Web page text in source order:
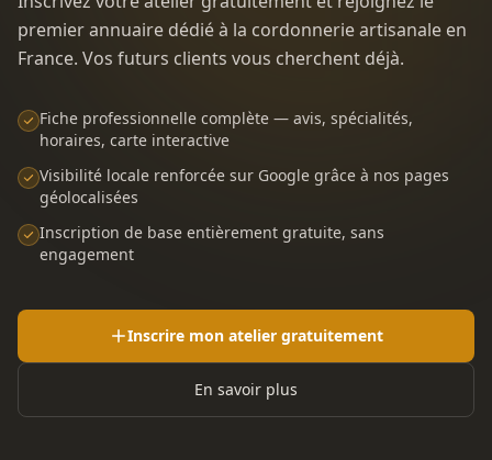
premier annuaire dédié à la cordonnerie artisanale en
France. Vos futurs clients vous cherchent déjà.
Fiche professionnelle complète — avis, spécialités,
horaires, carte interactive
Visibilité locale renforcée sur Google grâce à nos pages
géolocalisées
Inscription de base entièrement gratuite, sans
engagement
Inscrire mon atelier gratuitement
En savoir plus